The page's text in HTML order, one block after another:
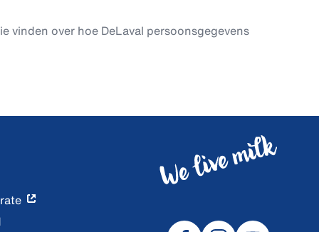
vinden over hoe DeLaval persoonsgegevens